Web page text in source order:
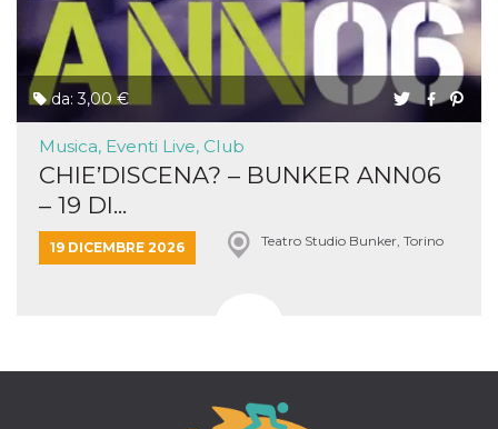
da: 3,00 €
Musica, Eventi Live, Club
CHIE’DISCENA? – BUNKER ANN06
– 19 DI...
19 DICEMBRE 2026 Teatro Studio Bunker, Torino